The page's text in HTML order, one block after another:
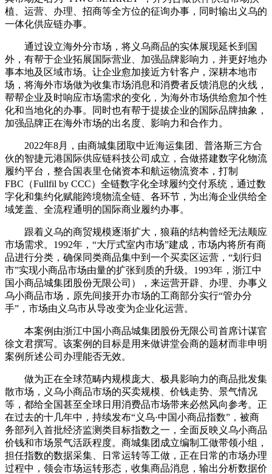
植、运营、办理、招商等全方位的征询办事，同时输出义乌的
一体化供应链办事。
通过设立海外分市场，将义乌商品的实体展现延长到国
外，有帮于企业拓展国际营业、加强品牌影响力，并更好地办
事本地及区域市场。让企业愈加接近方针客户，深耕本地市
场，将海外市场做为收集市场消息和消费者反馈消息的火线，
帮帮企业及时响应市场需求的变化，为海外市场供给愈加个性
化和当地化的办事。同时也有帮于提拔企业的国际品牌抽象，
加强品牌正在海外市场的出名度、影响力和合作力。
2022年8月，由商城集团取中近海运集团、普洛斯三方合
伙的智捷元港国际供应链科技公司成立，合做搭建数字化物流
履约平台，整合国表里仓储资本和航运物流资本，打制
FBC（Fullfil by CCC）全链数字化全球履约交付系统，通过数
字化和集约化赋能跨境物流全链、各环节，为出海企业供给全
域笼盖、全流程通明的国际商业履约办事。
跟着义乌的商贸规模逐渐扩大，狼藉的结构曾经无法顺应
市场需求。1992年，“大厅式室内市场”建成，市场内将所有商
品进行分类，确保同类商品集中到一个买卖区运营，“划行归
市”实现小商品市场由量的扩张到质的升级。1993年，浙江中
国小商品城集团股份无限公司），来运营开辟、办理、办事义
乌小商品市场，原先间接开办市场的工商部分实行“管办分
手”，市场由义乌市从导改变为企业化运营。
本案例由浙江中国小商品城集团股份无限公司首席计谋官
徐文君撰写。该案例的目标是用来做讲堂会商的题材而非申明
案例所述公司办理能否无效。
做为正在全球范畴内规模庞大、极具影响力的商品批发集
散市场，义乌小商品市场的买卖规模、价钱走势、景气情况
等，都给全国甚至全球日用消费品市场带来必然风向参考。正
在过去的十几年中，持续发布“义乌·中国小商品指数”，被商
务部列入首批经济监测类目标指数之一，全面反映义乌小商品
价钱和市场景气活跃程度。商城集团成立编制工做带领小组，
担任指数的数据采集、日常运转等工做，正在日常的市场办理
过程中，领会市场运转形态，收集商品消息，输出分析数据价